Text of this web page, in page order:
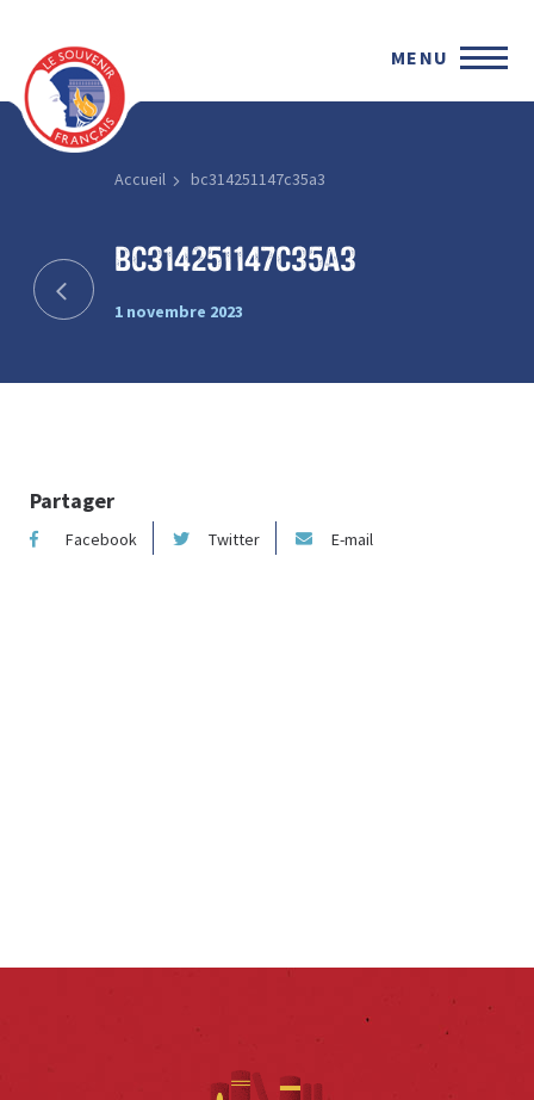
MENU
Accueil bc314251147c35a3
bc314251147c35a3
1 novembre 2023
Partager
Facebook Twitter E-mail